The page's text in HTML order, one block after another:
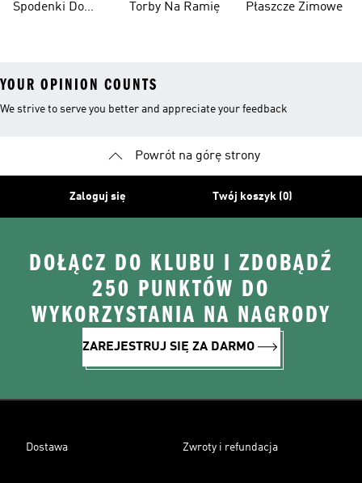
Spodenki Do
Torby Na Ramię Płaszcze Zimowe
YOUR OPINION COUNTS
We strive to serve you better and appreciate your feedback
Powrót na górę strony
Zaloguj się Twój koszyk (0)
DOŁĄCZ DO KLUBU I ZDOBĄDŹ
250 PUNKTÓW DO
WYKORZYSTANIA NA NAGRODY
ZAREJESTRUJ SIĘ ZA DARMO
Dostawa Zwroty i refundacja